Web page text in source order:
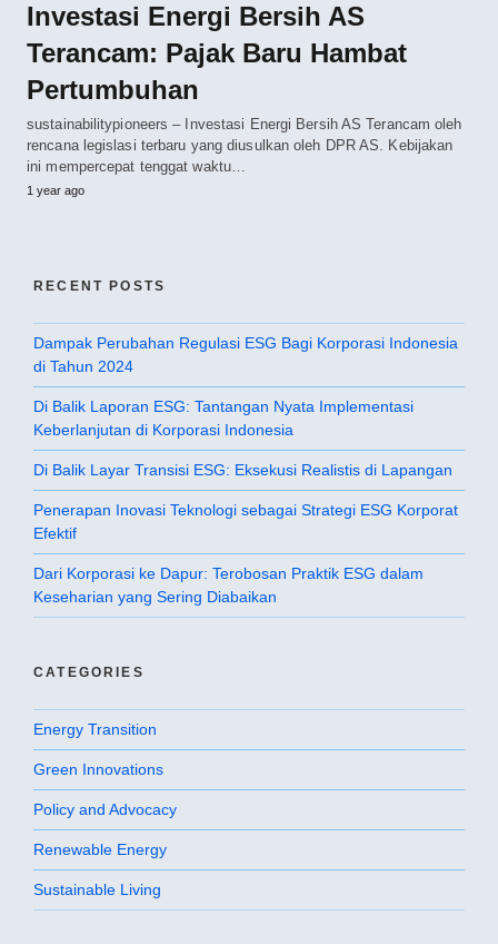
Investasi Energi Bersih AS
Terancam: Pajak Baru Hambat
Pertumbuhan
sustainabilitypioneers – Investasi Energi Bersih AS Terancam oleh
rencana legislasi terbaru yang diusulkan oleh DPR AS. Kebijakan
ini mempercepat tenggat waktu…
1 year ago
RECENT POSTS
Dampak Perubahan Regulasi ESG Bagi Korporasi Indonesia
di Tahun 2024
Di Balik Laporan ESG: Tantangan Nyata Implementasi
Keberlanjutan di Korporasi Indonesia
Di Balik Layar Transisi ESG: Eksekusi Realistis di Lapangan
Penerapan Inovasi Teknologi sebagai Strategi ESG Korporat
Efektif
Dari Korporasi ke Dapur: Terobosan Praktik ESG dalam
Keseharian yang Sering Diabaikan
CATEGORIES
Energy Transition
Green Innovations
Policy and Advocacy
Renewable Energy
Sustainable Living